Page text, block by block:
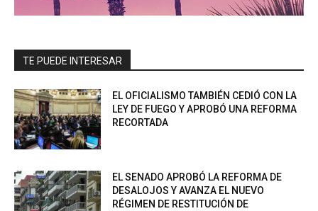
TE PUEDE INTERESAR
EL OFICIALISMO TAMBIÉN CEDIÓ CON LA
LEY DE FUEGO Y APROBÓ UNA REFORMA
RECORTADA
EL SENADO APROBÓ LA REFORMA DE
DESALOJOS Y AVANZA EL NUEVO
RÉGIMEN DE RESTITUCIÓN DE